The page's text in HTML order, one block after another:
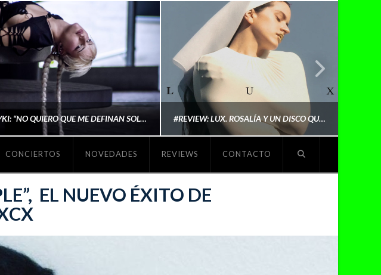
LYKI: “NO QUIERO QUE ME DEFINAN SOLO POR SER REIVINDICATIVA. QUIERO QUE ME ESCUCHEN PORQUE DISFRUTO HACIENDO MI MÚSICA” #REVIEW: LUX. ROSALÍA Y UN DISCO QUE REDEFINE LO QUE SIGNIFICA SER ARTISTA
CONCIERTOS NOVEDADES REVIEWS CONTACTO
EL NUEVO ÉXITO DE